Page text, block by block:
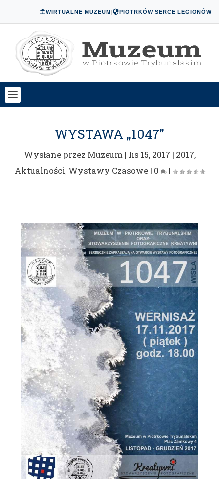
WIRTUALNE MUZEUM| PIOTRKÓW SERCE LEGIONÓW
WYSTAWA „1047”
Wysłane przez Muzeum| lis 15, 2017 | 2017,
Aktualności, Wystawy Czasowe| 0 |